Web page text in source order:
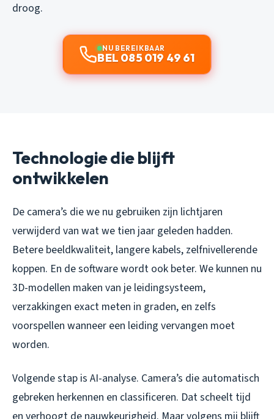
droog.
NU BEREIKBAAR
BEL 085 019 49 61
Technologie die blijft
ontwikkelen
De camera’s die we nu gebruiken zijn lichtjaren
verwijderd van wat we tien jaar geleden hadden.
Betere beeldkwaliteit, langere kabels, zelfnivellerende
koppen. En de software wordt ook beter. We kunnen nu
3D-modellen maken van je leidingsysteem,
verzakkingen exact meten in graden, en zelfs
voorspellen wanneer een leiding vervangen moet
worden.
Volgende stap is AI-analyse. Camera’s die automatisch
gebreken herkennen en classificeren. Dat scheelt tijd